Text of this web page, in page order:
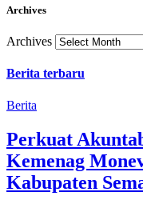
Archives
Archives
Berita terbaru
Berita
Perkuat
Kemenag
Kabupaten